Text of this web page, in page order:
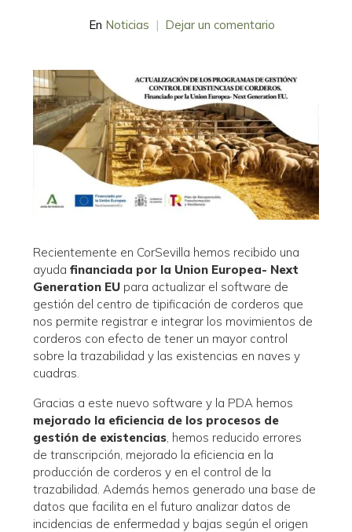
En Noticias Dejar un comentario
Recientemente en CorSevilla hemos recibido una
ayudafinanciada por la Union Europea- Next
Generation EU para actualizar el software de
gestión del centro de tipificación de corderos que
nos permite registrar e integrar los movimientos de
corderos con efecto de tener un mayor control
sobre la trazabilidad y las existencias en naves y
cuadras.
Gracias a este nuevo software y la PDA hemos
mejorado la eficiencia de los procesos de
gestión de existencias , hemos reducido errores
de transcripción, mejorado la eficiencia en la
producción de corderos y en el control de la
trazabilidad. Además hemos generado una base de
datos que facilita en el futuro analizar datos de
incidencias de enfermedad y bajas según el origen